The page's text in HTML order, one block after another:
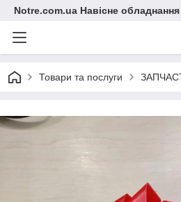
Notre.com.ua Навісне обладнання
Товари та послуги